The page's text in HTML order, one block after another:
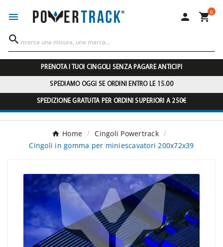
  0

PRENOTA I TUOI CINGOLI SENZA PAGARE ANTICIPI
SPEDIAMO OGGI SE ORDINI ENTRO LE 15.00
SPEDIZIONE GRATUITA PER ORDINI SUPERIORI A 250€
Home
Cingoli Powertrack
Cingoli in gomma per miniescavatori 200x72x39